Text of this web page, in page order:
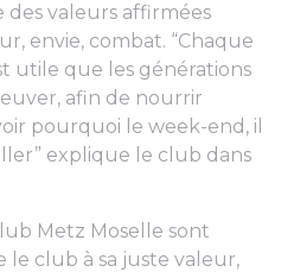
des valeurs affirmées
envie, combat. “Chaque
utile que les générations
afin de nourrir
pourquoi le week-end, il
explique le club dans
Metz Moselle sont
le club à sa juste valeur,